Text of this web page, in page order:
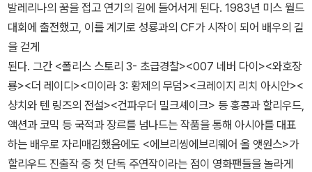
발레리나의 꿈을 접고 연기의 길에 들어서게 된다. 1983년 미스 월드
대회에 출전했고, 이를 계기로 성룡과의 CF가 시작이 되어 배우의 길
을 걷게
된다. 그간 <폴리스 스토리 3- 초급경찰><007 네버 다이><와호장
룡><더 레이디><미이라 3: 황제의 무덤><크레이지 리치 아시안><
샹치와 텐 링즈의 전설><건파우더 밀크셰이크> 등 홍콩과 할리우드,
액션과 코믹 등 국적과 장르를 넘나드는 작품을 통해 아시아를 대표
하는 배우로 자리매김했음에도 <에브리씽에브리웨어 올 앳원스>가
할리우드 진출작 중 첫 단독 주연작이라는 점이 영화팬들을 놀라게